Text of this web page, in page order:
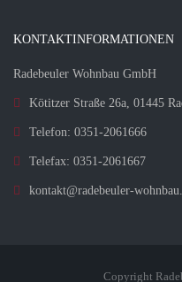
KONTAKTINFORMATIONEN
Radebeuler Wohnbau GmbH
Kötitzer Straße 26a, 01445
Telefon: 0351-2061666
Telefax: 0351-2061667
kontakt@radebeuler-
Copyright